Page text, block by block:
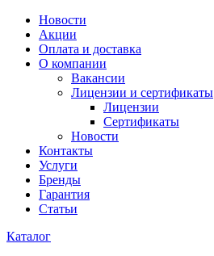
Новости
Акции
Оплата и доставка
О компании
Вакансии
Лицензии и сертификаты
Лицензии
Сертификаты
Новости
Контакты
Услуги
Бренды
Гарантия
Статьи
Каталог